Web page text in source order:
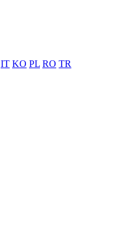
IT KO PL RO TR